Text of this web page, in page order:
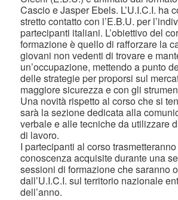
Cascio e Jasper Ebels. L’U.I.C.I. ha
stretto contatto con l’E.B.U. per
partecipanti italiani. L’obiettivo del
formazione è quello di rafforzare la
giovani non vedenti di trovare e
un’occupazione, mettendo a punto
delle strategie per proporsi sul
maggiore sicurezza e con gli
Una novità rispetto al corso che si
sarà la sezione dedicata alla
verbale e alle tecniche da utilizzare
di lavoro.
I partecipanti al corso
conoscenza acquisite durante una
sessioni di formazione che saranno
dall’U.I.C.I. sul territorio nazionale
dell’anno.